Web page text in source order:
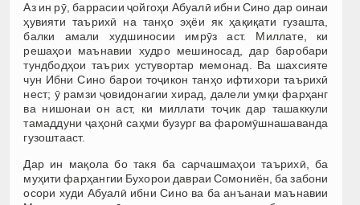
Аз ин рӯ, баррасии ҷойгоҳи Абуалӣ ибни Сино дар оинаи
ҳувияти таърихӣ на танҳо эҳёи як ҳақиқати гузашта,
балки амали худшиносии имрӯз аст. Миллате, ки
решаҳои маънавии худро мешиносад, дар баробари
тундбодҳои таърих устувортар мемонад. Ва шахсияте
чун Ибни Сино барои тоҷикон танҳо ифтихори таърихӣ
нест; ӯ рамзи ҷовидонагии хирад, далели умқи фарҳанг
ва нишонаи он аст, ки миллати тоҷик дар ташаккули
тамаддуни ҷаҳонӣ саҳми бузург ва фаромӯшнашаванда
гузоштааст.
Дар ин мақола бо такя ба сарчашмаҳои таърихӣ, ба
муҳити фарҳангии Бухорои давраи Сомониён, ба забони
осори худи Абуалӣ ибни Сино ва ба анъанаи маънавии